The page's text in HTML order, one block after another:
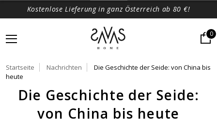
Kostenlose Lieferung in ganz Österreich ab 80 €!
0
Startseite Nachrichten
Die Geschichte der Seide: von China bis
heute
Die Geschichte der Seide:
von China bis heute